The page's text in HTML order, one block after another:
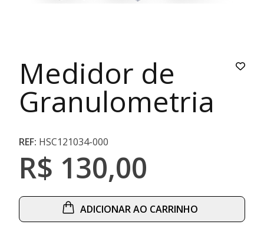
Medidor de
Granulometria
REF: HSC121034-000
R$ 130,00
ADICIONAR AO CARRINHO